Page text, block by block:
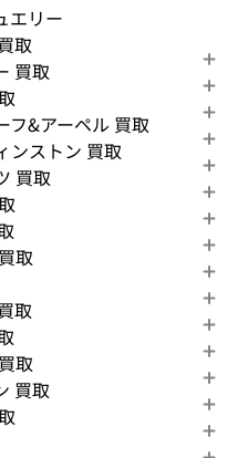
エリー
取
買取
フ&アーペル 買取
ンストン 買取
買取
取
取
取
買取